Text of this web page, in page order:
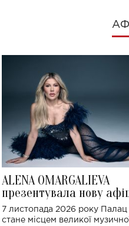
ALENA OMARGALIEVA
презентувала нову
великого концерту в
спорту
7 листопада 2026 року Палац
стане місцем великої